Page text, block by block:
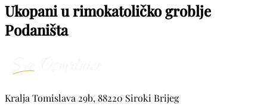
Ukopani u rimokatoličko groblje
Podaništa
Kralja Tomislava 29b, 88220 Siroki Brijeg